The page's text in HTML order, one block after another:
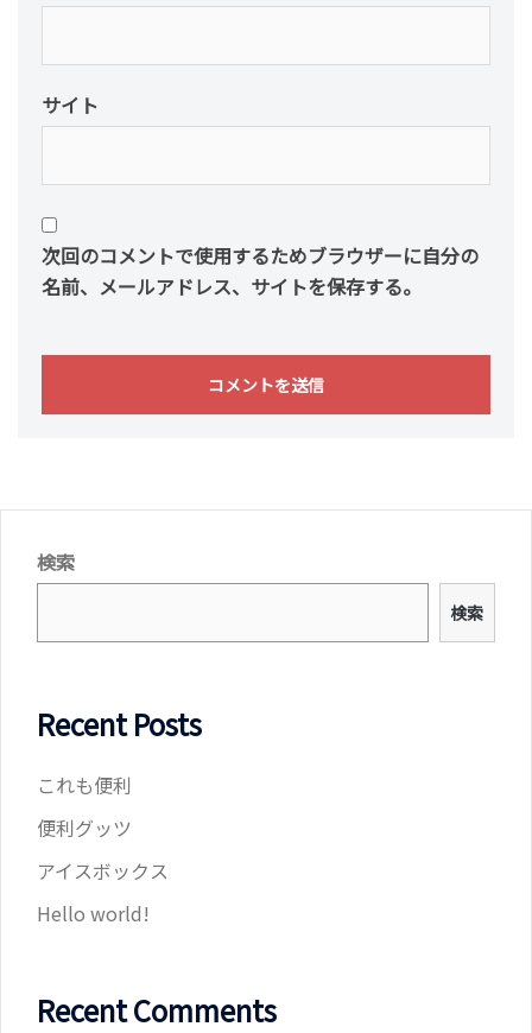
サイト
次回のコメントで使用するためブラウザーに自分の
名前、メールアドレス、サイトを保存する。
検索
検索
Recent Posts
これも便利
便利グッツ
アイスボックス
Hello world!
Recent Comments